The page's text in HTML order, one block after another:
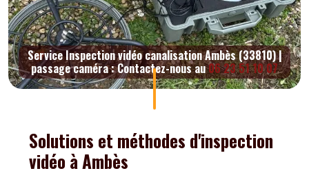
Service Inspection vidéo canalisation Ambès (33810) |
passage caméra : Contactez-nous au06 23 51 10 07
Solutions et méthodes d'inspection
vidéo à Ambès